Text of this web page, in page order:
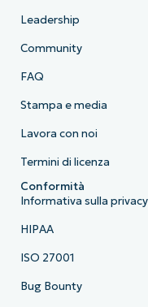
Leadership
Community
FAQ
Stampa e media
Lavora con noi
Termini di licenza
Conformità
Informativa sulla privacy
HIPAA
ISO 27001
Bug Bounty